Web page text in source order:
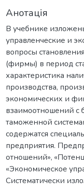
Анотація
В учебнике
управленческие и
вопросы
(фирмы) в период
характеристика
производства,
экономических и
взаимоотношений с
таможенной
содержатся
предприятия.
отношений»,
«Экономическое
Систематически